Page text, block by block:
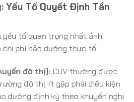
Yếu Tố Quyết Định Tần
yếu tố quan trọng nhất ảnh
phí bảo dưỡng thực tế.
đô thị): CUV thường được
đô thị, ít gặp phải điều kiện
dưỡng định kỳ theo khuyến nghị